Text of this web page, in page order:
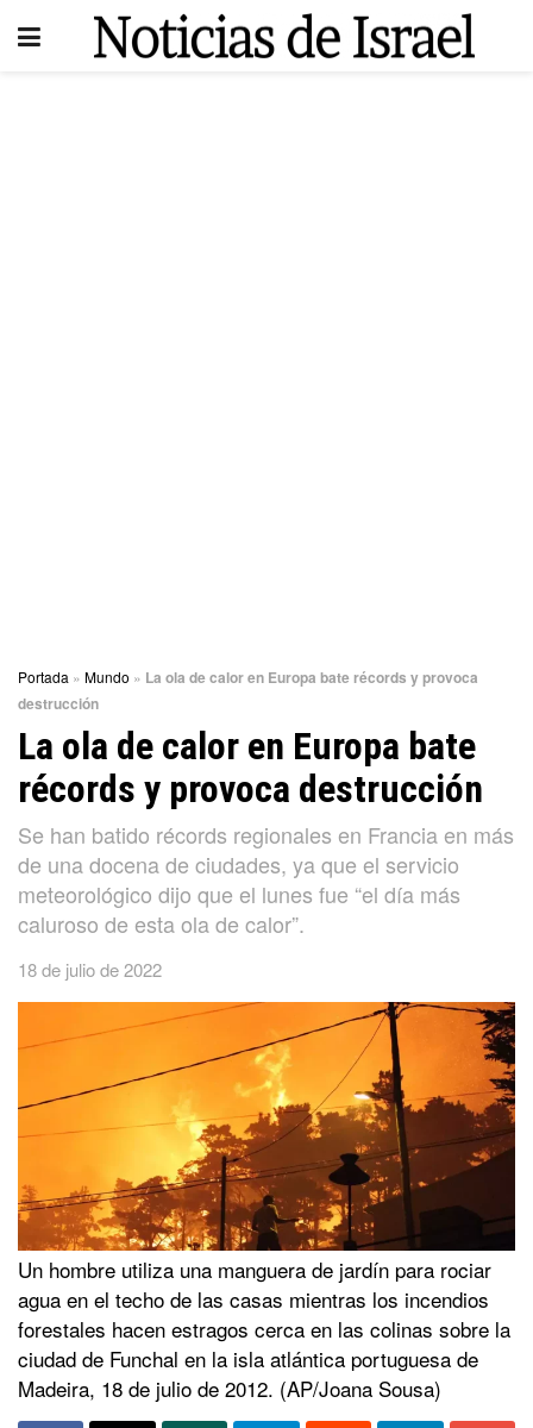
Portada » Mundo » La ola de calor en Europa bate récords y provoca
destrucción
La ola de calor en Europa bate
récords y provoca destrucción
Se han batido récords regionales en Francia en más
de una docena de ciudades, ya que el servicio
meteorológico dijo que el lunes fue “el día más
caluroso de esta ola de calor”.
18 de julio de 2022
Un hombre utiliza una manguera de jardín para rociar
agua en el techo de las casas mientras los incendios
forestales hacen estragos cerca en las colinas sobre la
ciudad de Funchal en la isla atlántica portuguesa de
Madeira, 18 de julio de 2012. (AP/Joana Sousa)